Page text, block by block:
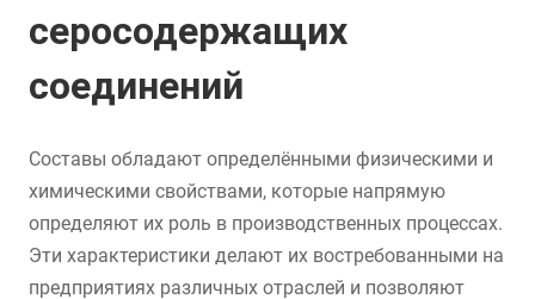
серосодержащих
соединений
Составы обладают определёнными физическими и
химическими свойствами, которые напрямую
определяют их роль в производственных процессах.
Эти характеристики делают их востребованными на
предприятиях различных отраслей и позволяют